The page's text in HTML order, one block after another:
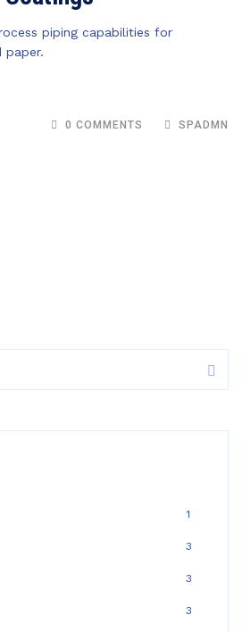
piping capabilities for
paper.
0 COMMENTS SPADMN
1
3
3
3